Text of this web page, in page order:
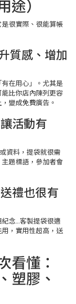
途）
很實際、很能算帳
質感、增加
在用心」。尤其是
比你店內陳列更容
變成免費廣告。
活動有
資料，提袋就很需
題標語，參加者會
禮也很有
念…客製提袋很適
，實用性超高，送
看懂：
塑膠、